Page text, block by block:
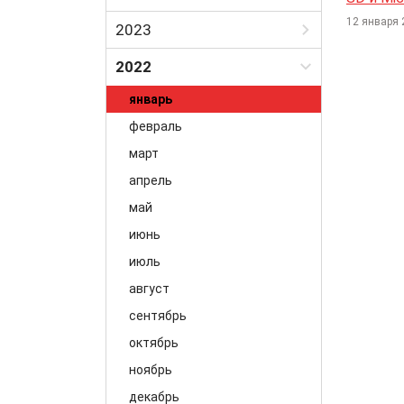
Апрель
Май
Июнь
Июль
Февраль
Апрель
Май
Июнь
Июль
Август
Сентябрь
Октябрь
Ноябрь
Декабрь
Июль
Август
Октябрь
Ноябрь
Декабрь
2023
Январь
Февраль
Март
2022
январь
февраль
март
апрель
май
июнь
июль
август
сентябрь
октябрь
ноябрь
декабрь
12 января